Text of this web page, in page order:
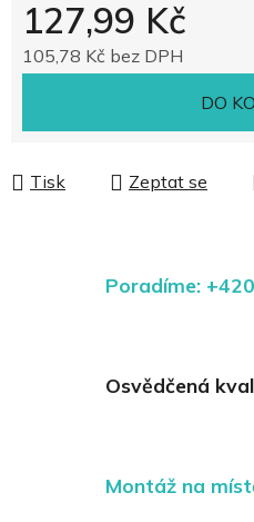
127,99 Kč
105,78 Kč bez DPH
DO
Tisk Zeptat se
Poradíme:
Osvědčená
Montáž na